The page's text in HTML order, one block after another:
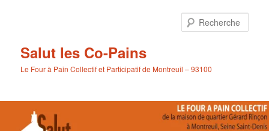
Salut les Co-Pains
Le Four à Pain Collectif et Participatif de Montreuil – 93100